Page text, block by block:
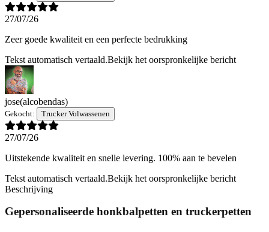
27/07/26
Zeer goede kwaliteit en een perfecte bedrukking
Tekst automatisch vertaald.Bekijk het oorspronkelijke bericht
jose(alcobendas)
Gekocht: Trucker Volwassenen
27/07/26
Uitstekende kwaliteit en snelle levering. 100% aan te bevelen
Tekst automatisch vertaald.Bekijk het oorspronkelijke bericht
Beschrijving
Gepersonaliseerde honkbalpetten en truckerpetten